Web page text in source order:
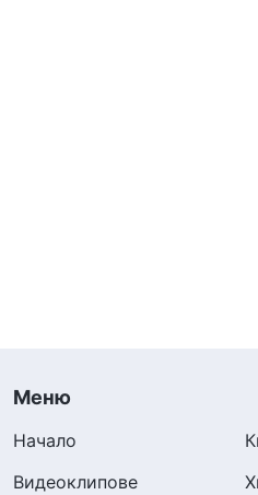
Меню
Начало
Видеоклипове